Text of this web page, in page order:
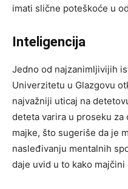
imati slične poteškoće u
Inteligencija
Jedno od najzanimljivijih
Univerzitetu u Glazgovu
najvažniji uticaj na
deteta varira u proseku za
majke, što sugeriše da je
nasleđivanju mentalnih
daje uvid u to kako